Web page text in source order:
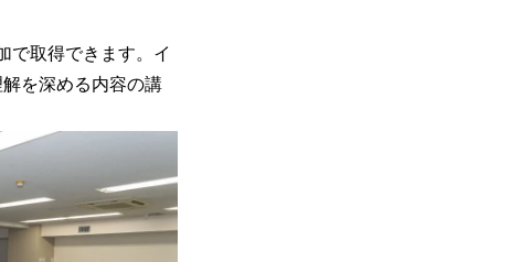
で取得できます。イ
を深める内容の講